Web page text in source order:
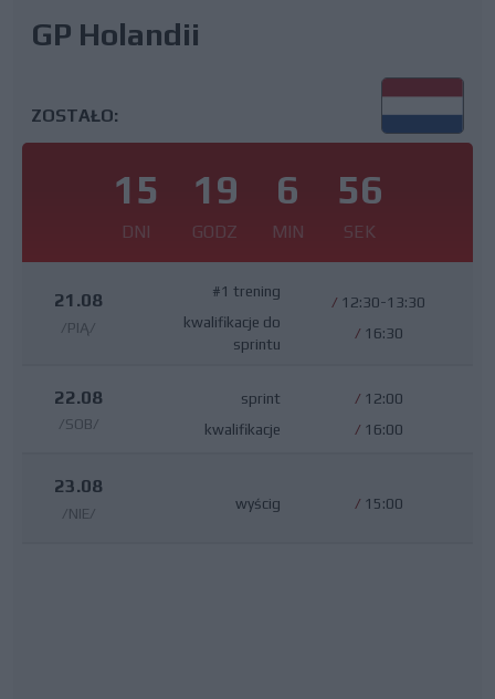
GP Holandii
ZOSTAŁO:
15
DNI
19
GODZ
6
MIN
55
SEK
21.08
/PIĄ/
#1 trening
kwalifikacje do
sprintu
/ 12:30-13:30
/ 16:30
22.08
/SOB/
sprint
kwalifikacje
/ 12:00
/ 16:00
23.08
/NIE/
wyścig / 15:00